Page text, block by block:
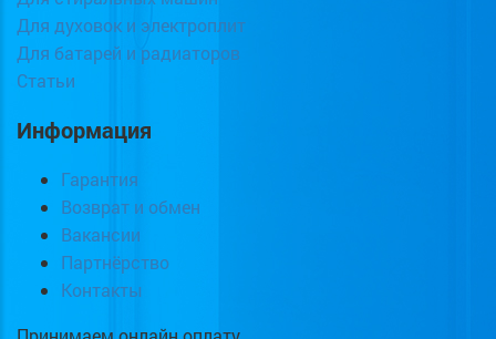
Для духовок и электроплит
Для батарей и радиаторов
Статьи
Информация
Гарантия
Возврат и обмен
Вакансии
Партнёрство
Контакты